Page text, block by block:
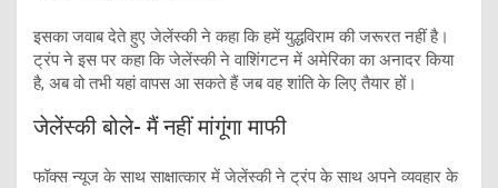
इसका जवाब देते हुए जेलेंस्की ने कहा कि हमें युद्धविराम की जरूरत नहीं है।
ट्रंप ने इस पर कहा कि जेलेंस्की ने वाशिंगटन में अमेरिका का अनादर किया
है, अब वो तभी यहां वापस आ सकते हैं जब वह शांति के लिए तैयार हों।
जेलेंस्की बोले- मैं नहीं मांगूंगा माफी
फॉक्स न्यूज के साथ साक्षात्कार में जेलेंस्की ने ट्रंप के साथ अपने व्यवहार के